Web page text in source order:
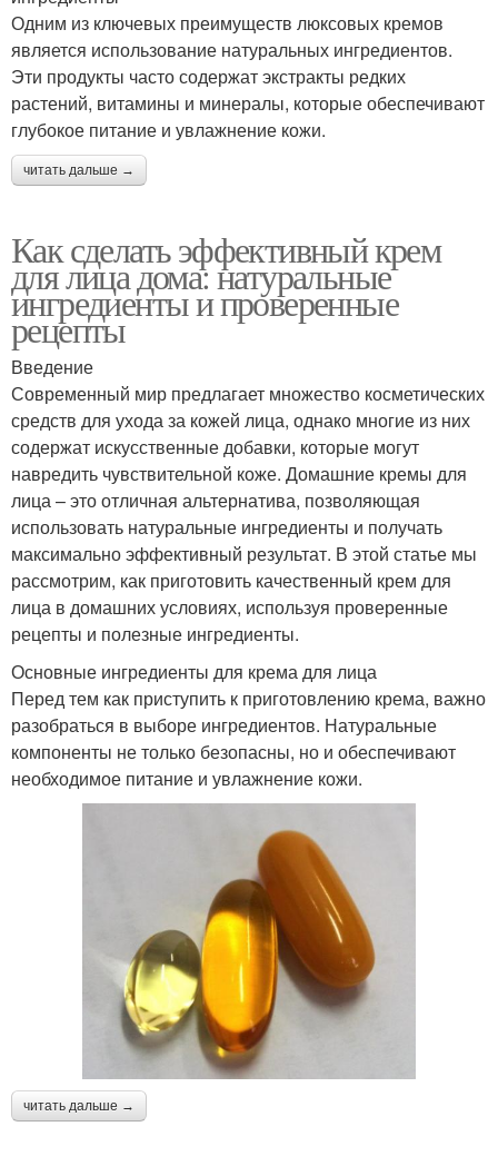
Одним из ключевых преимуществ люксовых кремов
является использование натуральных ингредиентов.
Эти продукты часто содержат экстракты редких
растений, витамины и минералы, которые обеспечивают
глубокое питание и увлажнение кожи.
читать дальше →
Как сделать эффективный крем
для лица дома: натуральные
ингредиенты и проверенные
рецепты
Введение
Современный мир предлагает множество косметических
средств для ухода за кожей лица, однако многие из них
содержат искусственные добавки, которые могут
навредить чувствительной коже. Домашние кремы для
лица – это отличная альтернатива, позволяющая
использовать натуральные ингредиенты и получать
максимально эффективный результат. В этой статье мы
рассмотрим, как приготовить качественный крем для
лица в домашних условиях, используя проверенные
рецепты и полезные ингредиенты.
Основные ингредиенты для крема для лица
Перед тем как приступить к приготовлению крема, важно
разобраться в выборе ингредиентов. Натуральные
компоненты не только безопасны, но и обеспечивают
необходимое питание и увлажнение кожи.
читать дальше →